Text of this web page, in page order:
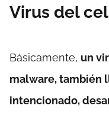
Virus del
Básicamente, un
malware, también
intencionado,